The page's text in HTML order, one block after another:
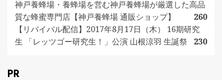
神戸養蜂場・養蜂場を営む神戸養蜂場が厳選した高品
質な蜂蜜専門店【神戸養蜂場 通販ショップ】
260
【リバイバル配信】2017年8月17日（木） 16期研究
生 「レッツゴー研究生！」公演 山根涼羽 生誕祭
230
PR